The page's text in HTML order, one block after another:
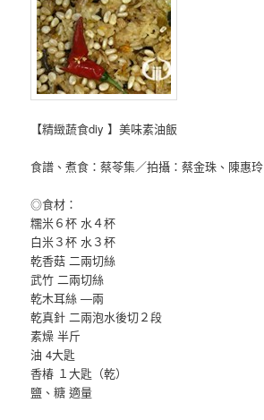
【精緻蔬食diy 】美味素油飯
食譜、煮食：蔡苓集／拍攝：蔡金珠、陳惠玲
◎食材：
糯米６杯 水４杯
白米３杯 水３杯
乾香菇 二兩切絲
武竹 二兩切絲
乾木耳絲 —兩
乾真針 二兩泡水後切２段
素燥 半斤
油 4大匙
香椿 １大匙（乾）
鹽、糖 適量